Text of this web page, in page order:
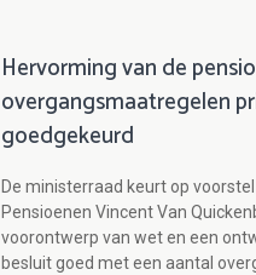
Hervorming van de
overgangsmaatregelen
goedgekeurd
De ministerraad keurt op
Pensioenen Vincent Van
voorontwerp van wet en een
besluit goed met een aantal